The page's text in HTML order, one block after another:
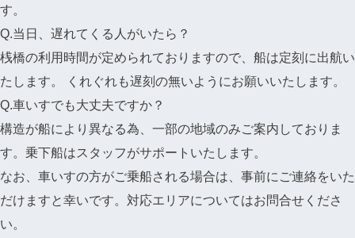
す。
Q.当日、遅れてくる人がいたら？
桟橋の利用時間が定められておりますので、船は定刻に出航い
たします。 くれぐれも遅刻の無いようにお願いいたします。
Q.車いすでも大丈夫ですか？
構造が船により異なる為、一部の地域のみご案内しておりま
す。乗下船はスタッフがサポートいたします。
なお、車いすの方がご乗船される場合は、事前にご連絡をいた
だけますと幸いです。対応エリアについてはお問合せくださ
い。